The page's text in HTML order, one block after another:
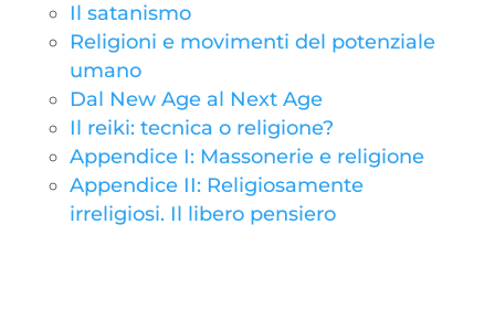
Il satanismo
Religioni e movimenti del potenziale
umano
Dal New Age al Next Age
Il reiki: tecnica o religione?
Appendice I: Massonerie e religione
Appendice II: Religiosamente
irreligiosi. Il libero pensiero